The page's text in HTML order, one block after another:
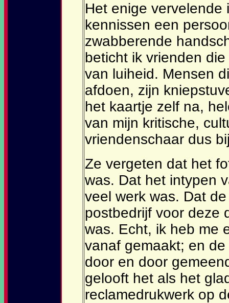
Het enige vervelende
kennissen een
zwabberende
beticht ik vrienden
van luiheid. Mensen
afdoen, zijn
het kaartje zelf na,
van mijn kritische,
vriendenschaar dus
Ze vergeten dat het
was. Dat het intypen
veel werk was. Dat
postbedrijf voor deze
was. Echt, ik heb me
vanaf gemaakt; en
door en door
gelooft het als het
reclamedrukwerk op